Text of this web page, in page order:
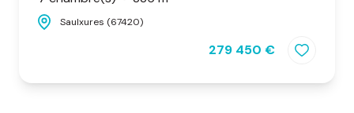
Saulxures (67420)
279 450 €